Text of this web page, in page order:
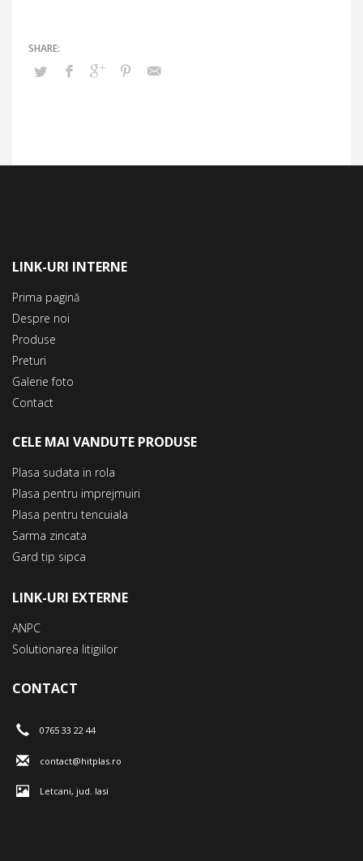
LINK-URI INTERNE
Prima pagină
Despre noi
Produse
Preturi
Galerie foto
Contact
CELE MAI VANDUTE PRODUSE
Plasa sudata in rola
Plasa pentru imprejmuiri
Plasa pentru tencuiala
Sarma zincata
Gard tip sipca
LINK-URI EXTERNE
ANPC
Solutionarea litigiilor
CONTACT
0765 33 22 44
contact@hitplas.ro
Letcani, jud. Iasi